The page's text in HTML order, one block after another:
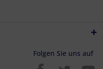
Folgen Sie uns auf